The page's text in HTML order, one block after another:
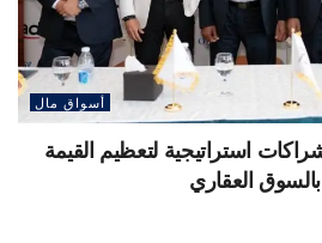
أسواق مال
مصر» توقع 3 شراكات استراتيجية لتعظيم القيمة
العقاري